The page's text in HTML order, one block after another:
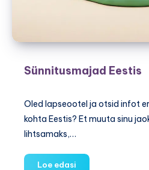
Sünnitusmajad Eestis
Oled lapseootel ja otsid infot
kohta Eestis? Et muuta sinu
lihtsamaks,…
Loe edasi